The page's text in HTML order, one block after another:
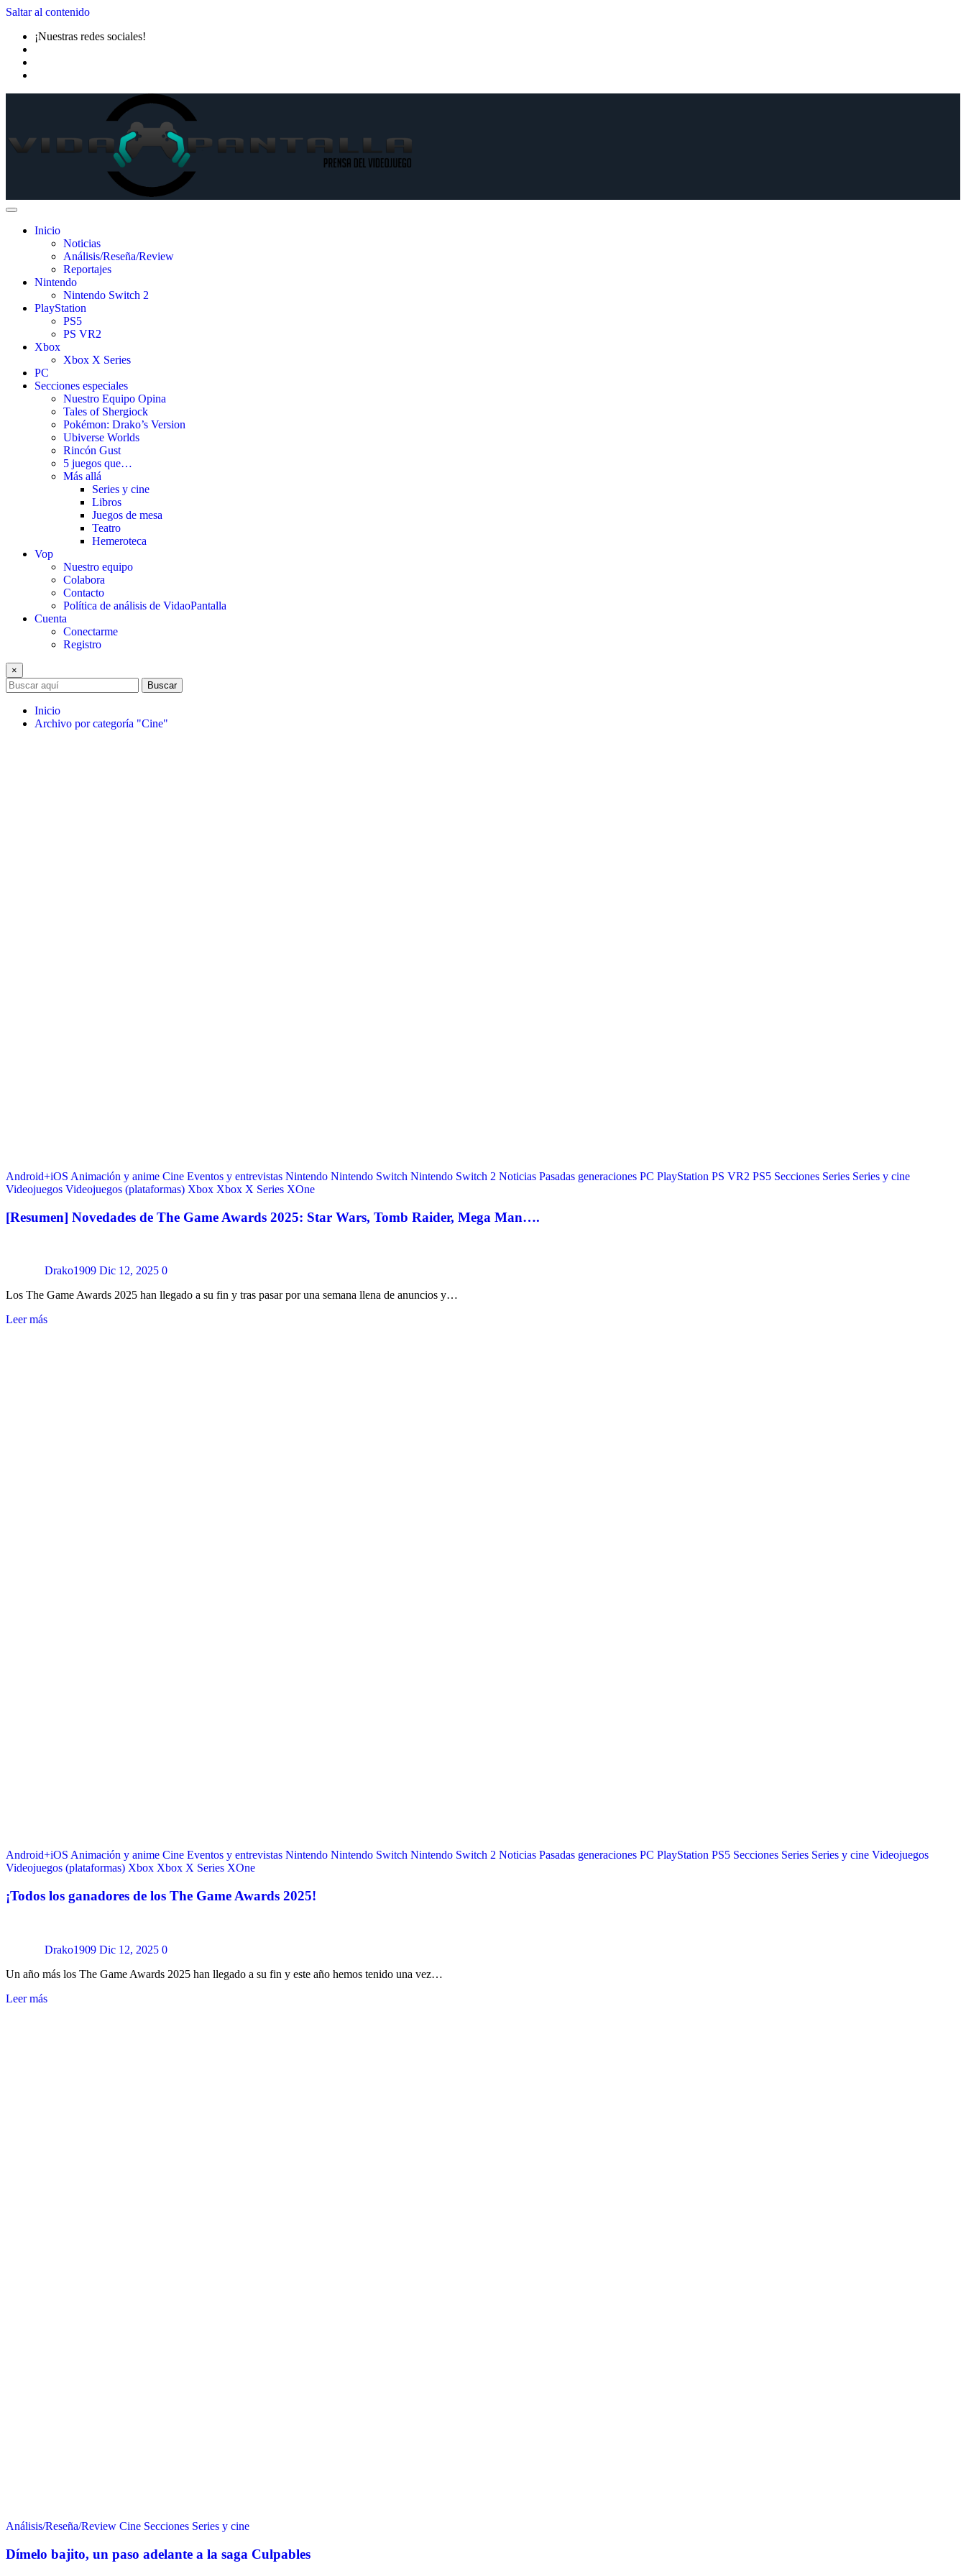
Saltar al contenido
¡Nuestras redes sociales!
Inicio
Noticias
Análisis/Reseña/Review
Reportajes
Nintendo
Nintendo Switch 2
PlayStation
PS5
PS VR2
Xbox
Xbox X Series
PC
Secciones especiales
Nuestro Equipo Opina
Tales of Shergiock
Pokémon: Drako’s Version
Ubiverse Worlds
Rincón Gust
5 juegos que…
Más allá
Series y cine
Libros
Juegos de mesa
Teatro
Hemeroteca
Vop
Nuestro equipo
Colabora
Contacto
Política de análisis de VidaoPantalla
Cuenta
Conectarme
Registro
×
Buscar
Inicio
Archivo por categoría "Cine"
Android+iOS Animación y anime Cine Eventos y entrevistas Nintendo Nintendo Switch Nintendo Switch 2 Noticias Pasadas generaciones PC PlayStation PS VR2 PS5 Secciones Series Series y cine
Videojuegos Videojuegos (plataformas) Xbox Xbox X Series XOne
[Resumen] Novedades de The Game Awards 2025: Star Wars, Tomb Raider, Mega Man….
Drako1909 Dic 12, 2025 0
Los The Game Awards 2025 han llegado a su fin y tras pasar por una semana llena de anuncios y…
Leer más
Android+iOS Animación y anime Cine Eventos y entrevistas Nintendo Nintendo Switch Nintendo Switch 2 Noticias Pasadas generaciones PC PlayStation PS5 Secciones Series Series y cine Videojuegos
Videojuegos (plataformas) Xbox Xbox X Series XOne
¡Todos los ganadores de los The Game Awards 2025!
Drako1909 Dic 12, 2025 0
Un año más los The Game Awards 2025 han llegado a su fin y este año hemos tenido una vez…
Leer más
Análisis/Reseña/Review Cine Secciones Series y cine
Dímelo bajito, un paso adelante a la saga Culpables